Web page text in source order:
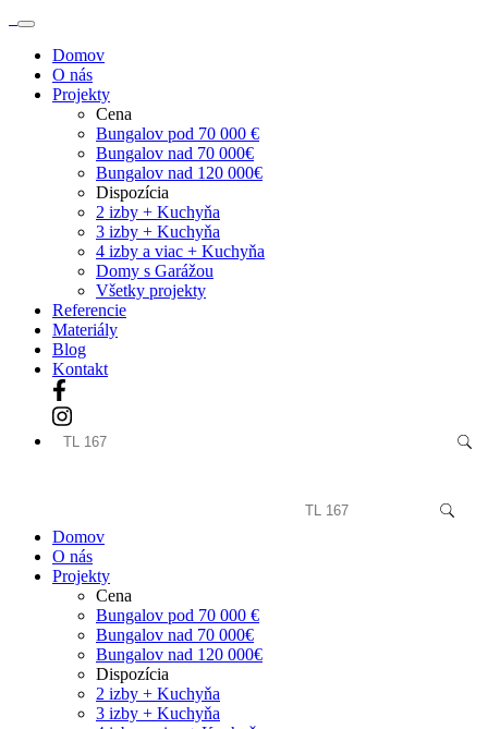
Domov
O nás
Projekty
Cena
Bungalov pod 70 000 €
Bungalov nad 70 000€
Bungalov nad 120 000€
Dispozícia
2 izby + Kuchyňa
3 izby + Kuchyňa
4 izby a viac + Kuchyňa
Domy s Garážou
Všetky projekty
Referencie
Materiály
Blog
Kontakt
Domov
O nás
Projekty
Cena
Bungalov pod 70 000 €
Bungalov nad 70 000€
Bungalov nad 120 000€
Dispozícia
2 izby + Kuchyňa
3 izby + Kuchyňa